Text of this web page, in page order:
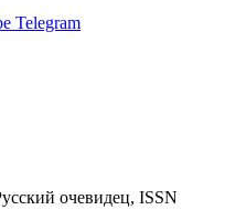
Telegram
очевидец, ISSN